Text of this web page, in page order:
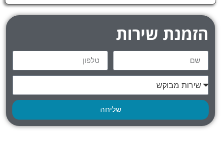
הזמנת שירות
שליחה